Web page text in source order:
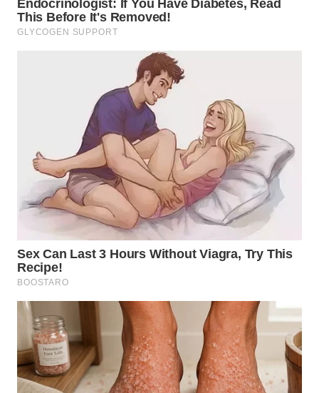
WN
LANGKAT
LESUNG
WN
KARO
WN
SIMALUNGUN
WN
LABUHANBATU
WN
TAPANULI
TENGAH